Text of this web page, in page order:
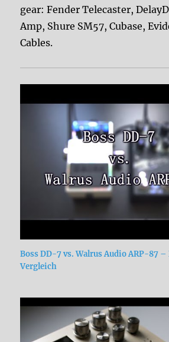
gear: Fender Telecaster,
Amp, Shure SM57, Cubase,
Cables.
Boss DD-7 vs. Walrus Audio ARP-87
Vergleich